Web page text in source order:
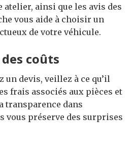
atelier, ainsi que les avis des
vous aide à choisir un
de votre véhicule.
coûts
un devis, veillez à ce qu’il
frais associés aux pièces et
transparence dans
vous préserve des surprises